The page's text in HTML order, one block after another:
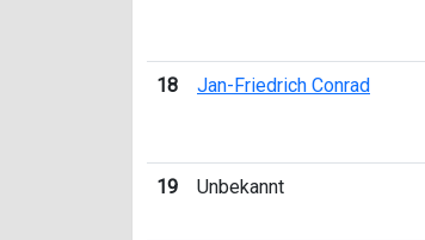
18 Jan-Friedrich Conrad
19 Unbekannt